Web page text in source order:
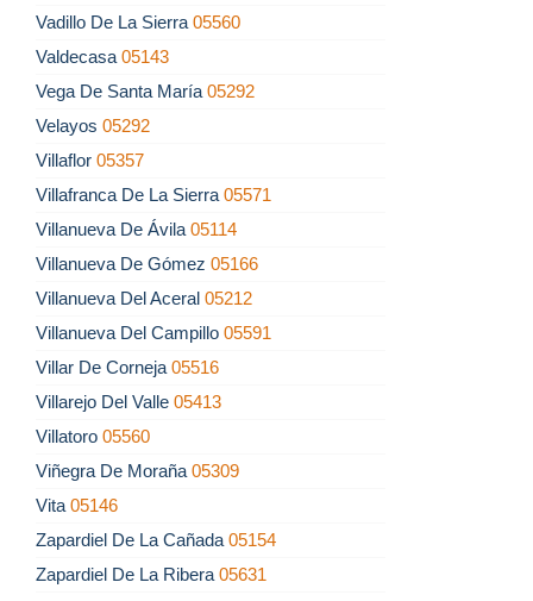
Vadillo De La Sierra 05560
Valdecasa 05143
Vega De Santa María 05292
Velayos 05292
Villaflor 05357
Villafranca De La Sierra 05571
Villanueva De Ávila 05114
Villanueva De Gómez 05166
Villanueva Del Aceral 05212
Villanueva Del Campillo 05591
Villar De Corneja 05516
Villarejo Del Valle 05413
Villatoro 05560
Viñegra De Moraña 05309
Vita 05146
Zapardiel De La Cañada 05154
Zapardiel De La Ribera 05631